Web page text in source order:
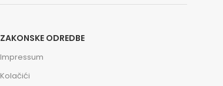
ZAKONSKE ODREDBE
Impressum
Kolačići